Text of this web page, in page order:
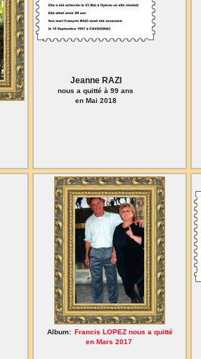
Jeanne RAZI
nous a quitté à 99 ans
en Mai 2018
Album: Francis LOPEZ nous a quitté
en Mars 2017